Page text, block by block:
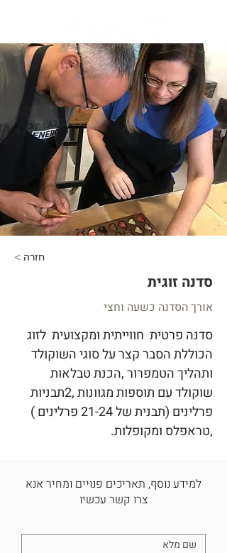
< חזרה
סדנה זוגית
אורך הסדנה כשעה וחצי
סדנה פרטית  חווייתית ומקצועית  לזוג
הכוללת הסבר קצר על סוגי השוקולד
ותהליך הטמפרור ,הכנת טבלאות
שוקולד עם תוספות מגוונות ,2תבניות
פרלינים (תבנית של 21-24 פרלינים )
,טראפלס ומקופלות.
למידע נוסף, תאריכים פנויים ומחיר אנא
צרו קשר עכשיו